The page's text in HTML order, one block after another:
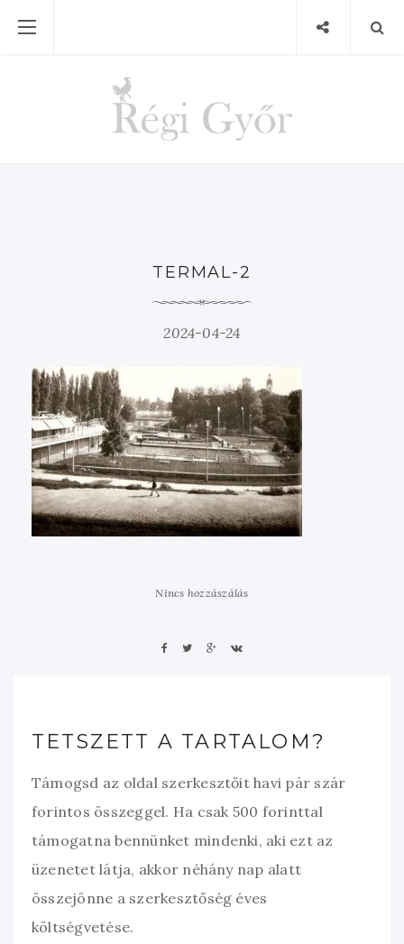
TERMAL-2
2024-04-24
Nincs hozzászálás
TETSZETT A TARTALOM?
Támogsd az oldal szerkesztőit havi pár szár
forintos összeggel. Ha csak 500 forinttal
támogatna bennünket mindenki, aki ezt az
üzenetet látja, akkor néhány nap alatt
összejönne a szerkesztőség éves
költségvetése.